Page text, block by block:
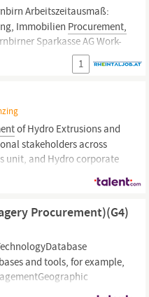
Arbeitszeitausmaß:
Immobilien Procurement,
Sparkasse AG Work-
und Sport Gute
Veranstaltungen Die
1
of Hydro Extrusions and
stakeholders across
unit, and Hydro corporate
Planning, Performance
and coordination
Procurement)(G4)
and tools, for example,
of geospatial